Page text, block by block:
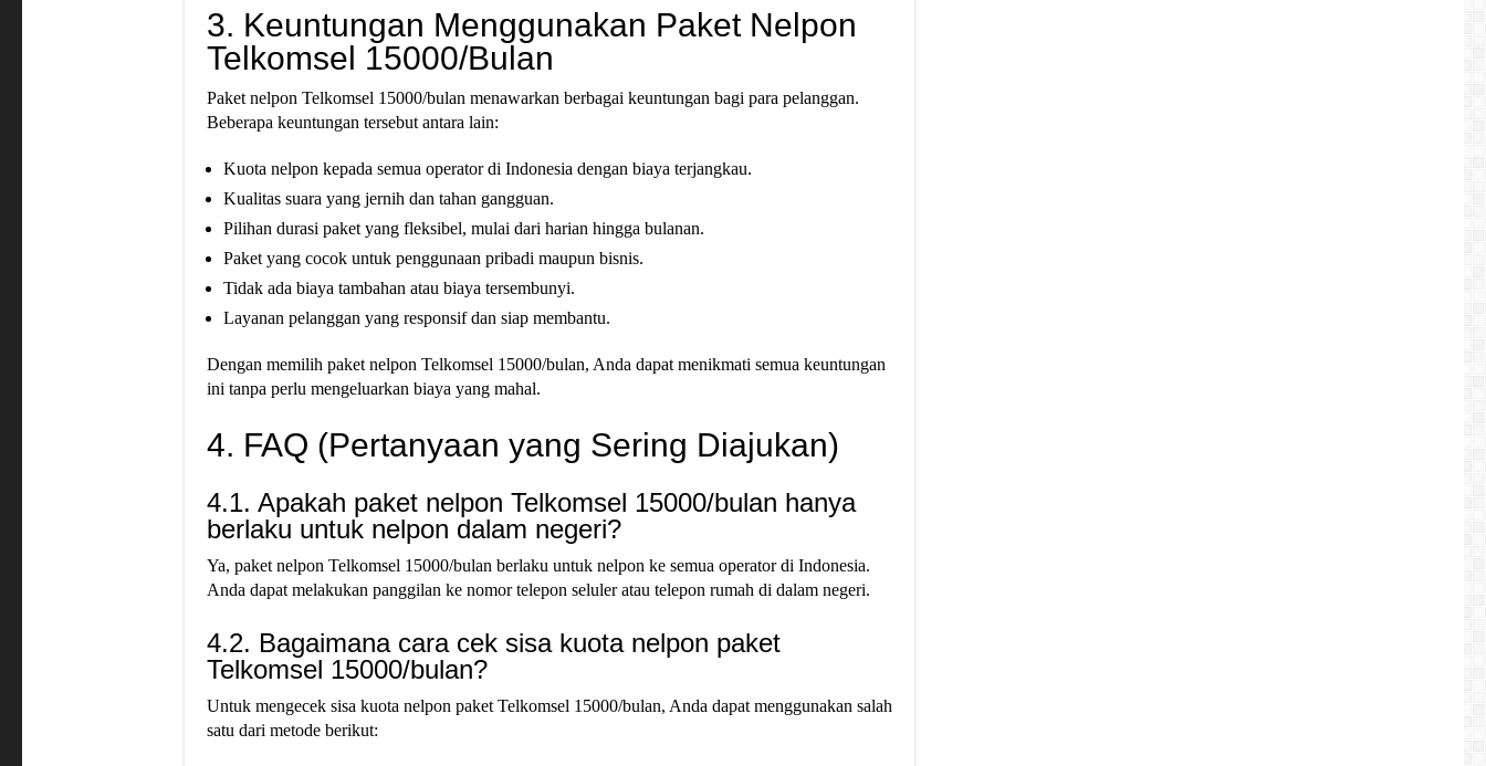
3. Keuntungan Menggunakan Paket Nelpon
Telkomsel 15000/Bulan
Paket nelpon Telkomsel 15000/bulan menawarkan berbagai keuntungan bagi para pelanggan.
Beberapa keuntungan tersebut antara lain:
Kuota nelpon kepada semua operator di Indonesia dengan biaya terjangkau.
Kualitas suara yang jernih dan tahan gangguan.
Pilihan durasi paket yang fleksibel, mulai dari harian hingga bulanan.
Paket yang cocok untuk penggunaan pribadi maupun bisnis.
Tidak ada biaya tambahan atau biaya tersembunyi.
Layanan pelanggan yang responsif dan siap membantu.
Dengan memilih paket nelpon Telkomsel 15000/bulan, Anda dapat menikmati semua keuntungan
ini tanpa perlu mengeluarkan biaya yang mahal.
4. FAQ (Pertanyaan yang Sering Diajukan)
4.1. Apakah paket nelpon Telkomsel 15000/bulan hanya
berlaku untuk nelpon dalam negeri?
Ya, paket nelpon Telkomsel 15000/bulan berlaku untuk nelpon ke semua operator di Indonesia.
Anda dapat melakukan panggilan ke nomor telepon seluler atau telepon rumah di dalam negeri.
4.2. Bagaimana cara cek sisa kuota nelpon paket
Telkomsel 15000/bulan?
Untuk mengecek sisa kuota nelpon paket Telkomsel 15000/bulan, Anda dapat menggunakan salah
satu dari metode berikut: